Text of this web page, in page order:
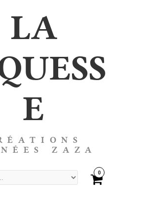
LA
E
ZAZA
0